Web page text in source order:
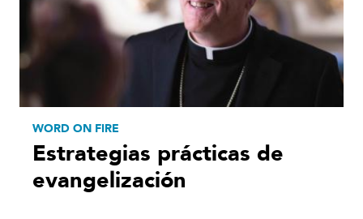
WORD ON FIRE
Estrategias prácticas de
evangelización